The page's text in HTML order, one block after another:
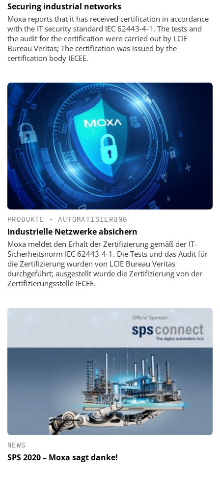
Securing industrial networks
Moxa reports that it has received certification in accordance
with the IT security standard IEC 62443-4-1. The tests and
the audit for the certification were carried out by LCIE
Bureau Veritas; The certification was issued by the
certification body IECEE.
PRODUKTE •AUTOMATISIERUNG
Industrielle Netzwerke absichern
Moxa meldet den Erhalt der Zertifizierung gemäß der IT-
Sicherheitsnorm IEC 62443-4-1. Die Tests und das Audit für
die Zertifizierung wurden von LCIE Bureau Veritas
durchgeführt; ausgestellt wurde die Zertifizierung von der
Zertifizierungsstelle IECEE.
NEWS
SPS 2020 – Moxa sagt danke!